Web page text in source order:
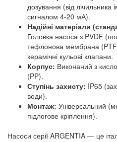
дозування (від лічильника
сигналом 4-20 мА).
Надійні матеріали
Головка насоса з PVDF
тефлонова мембрана
керамічні кульові клапани.
Корпус: Виконаний з
(PP).
Ступінь захисту: IP65
води).
Монтаж: Універсальний
підлогове кріплення).
Насоси серії ARGENTIA — це